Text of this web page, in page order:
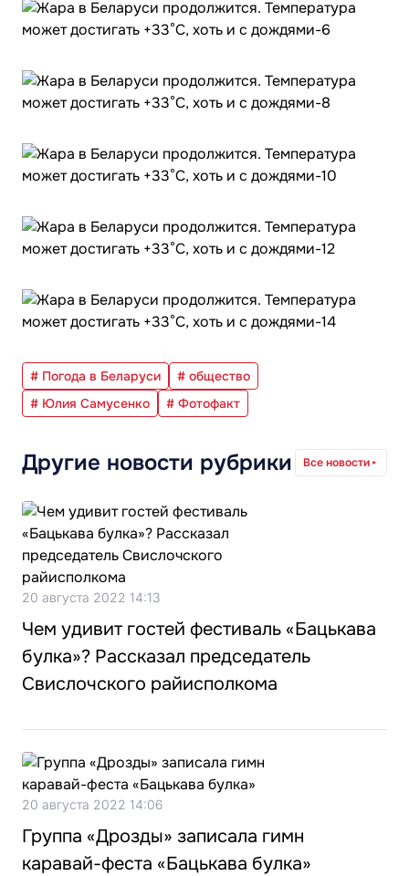
# Погода в Беларуси
# общество
# Юлия Самусенко
# Фотофакт
Другие новости рубрики Все новости
20 августа 2022 14:13
Чем удивит гостей фестиваль «Бацькава
булка»? Рассказал председатель
Свислочского райисполкома
20 августа 2022 14:06
Группа «Дрозды» записала гимн
каравай-феста «Бацькава булка»